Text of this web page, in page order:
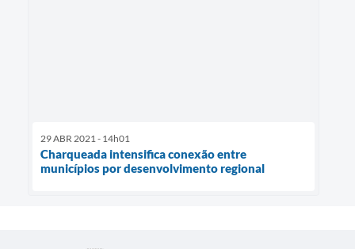
29 ABR 2021 - 14h01
Charqueada intensifica conexão entre
municípios por desenvolvimento regional